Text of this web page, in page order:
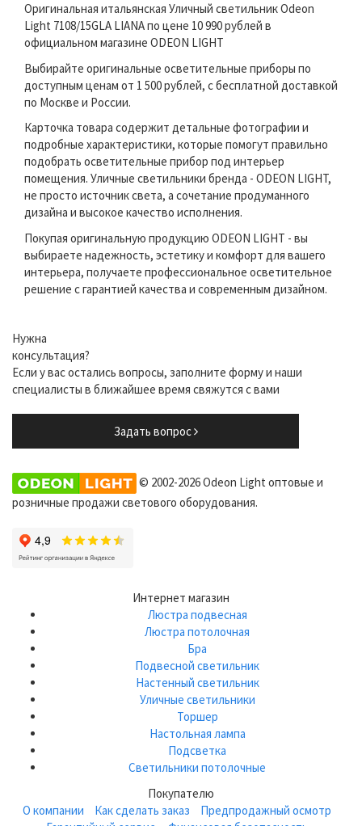
Оригинальная итальянская Уличный светильник Odeon
Light 7108/15GLA LIANA по цене 10 990 рублей в
официальном магазине ODEON LIGHT
Выбирайте оригинальные осветительные приборы по
доступным ценам от 1 500 рублей, с бесплатной доставкой
по Москве и России.
Карточка товара содержит детальные фотографии и
подробные характеристики, которые помогут правильно
подобрать осветительные прибор под интерьер
помещения. Уличные светильники бренда - ODEON LIGHT,
не просто источник света, а сочетание продуманного
дизайна и высокое качество исполнения.
Покупая оригинальную продукцию ODEON LIGHT - вы
выбираете надежность, эстетику и комфорт для вашего
интерьера, получаете профессиональное осветительное
решение с гарантией качества и современным дизайном.
Нужна
консультация?
Если у вас остались вопросы, заполните форму и наши
специалисты в ближайшее время свяжутся с вами
Задать вопрос
© 2002-2026 Odeon Light оптовые и
розничные продажи светового оборудования.
Интернет магазин
Люстра подвесная
Люстра потолочная
Бра
Подвесной светильник
Настенный светильник
Уличные светильники
Торшер
Настольная лампа
Подсветка
Светильники потолочные
Покупателю
О компании
Как сделать заказ
Предпродажный осмотр